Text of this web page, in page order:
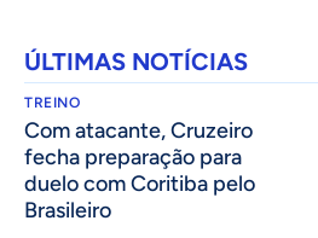
ÚLTIMAS NOTÍCIAS
TREINO
Com atacante, Cruzeiro
fecha preparação para
duelo com Coritiba pelo
Brasileiro